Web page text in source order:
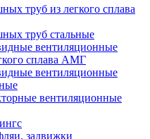
труб из легкого сплава
труб стальные
вентиляционные
сплава АМГ
вентиляционные
вентиляционные
задвижки